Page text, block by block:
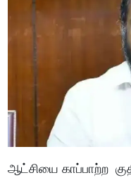
ஆட்சியை காப்பாற்ற